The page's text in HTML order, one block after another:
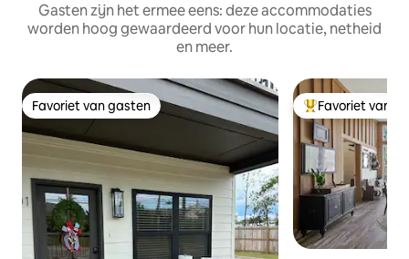
Gasten zijn het ermee eens: deze accommodaties
worden hoog gewaardeerd voor hun locatie, netheid
en meer.
Favoriet van gasten
Favoriet van gasten Topfavoriet van
Favoriet van